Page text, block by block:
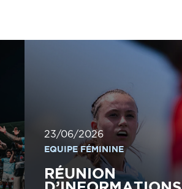
23/06/2026
EQUIPE FÉMININE
RÉUNION